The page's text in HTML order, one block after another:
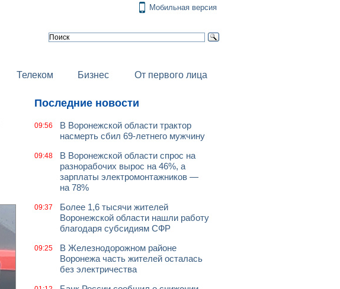
Мобильная версия
Телеком Бизнес От первого лица
Последние новости
09:56
В Воронежской области трактор
насмерть сбил 69-летнего мужчину
09:48
В Воронежской области спрос на
разнорабочих вырос на 46%, а
зарплаты электромонтажников —
на 78%
09:37
Более 1,6 тысячи жителей
Воронежской области нашли работу
благодаря субсидиям СФР
09:25
В Железнодорожном районе
Воронежа часть жителей осталась
без электричества